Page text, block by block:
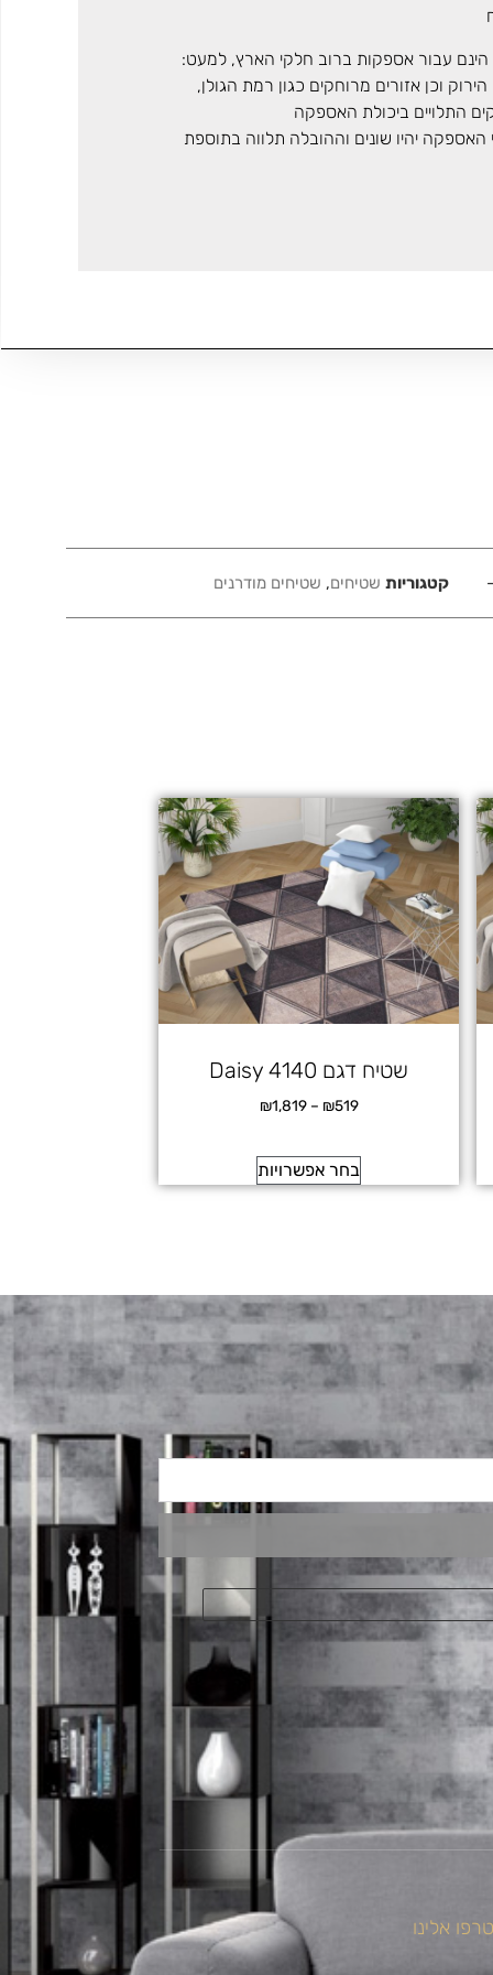
עבור אספקות ברוב חלקי הארץ, למעט:
וכן אזורים מרוחקים כגון רמת הגולן,
התלויים ביכולת האספקה
האספקה יהיו שונים וההובלה תלווה בתוספת
קטגוריות שטיחים, שטיחים מודרנים
שטיח דגם Daisy 4140
₪519
–
₪1,819
בחר אפשרויות
אלינו